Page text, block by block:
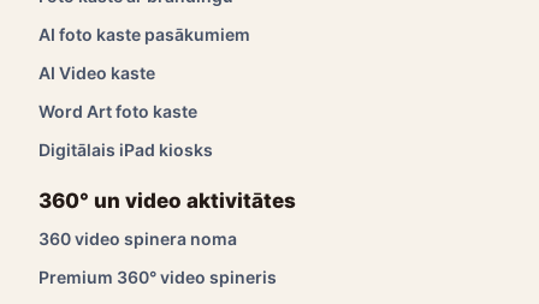
AI foto kaste pasākumiem
AI Video kaste
Word Art foto kaste
Digitālais iPad kiosks
360° un video aktivitātes
360 video spinera noma
Premium 360° video spineris